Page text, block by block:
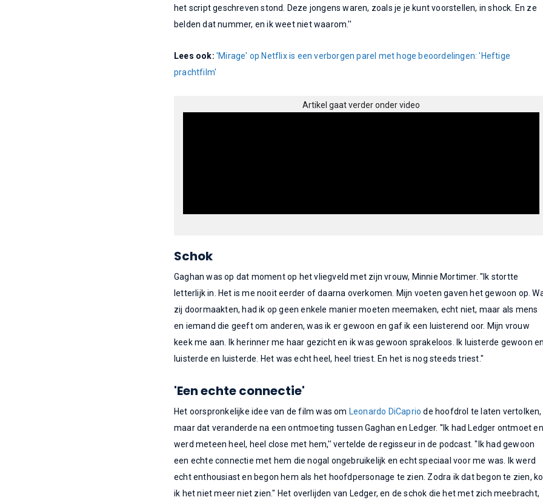
het script geschreven stond. Deze jongens waren, zoals je je kunt voorstellen, in shock. En ze
belden dat nummer, en ik weet niet waarom.''
Lees ook: 'Mirage' op Netflix is een verborgen parel met hoge beoordelingen: 'Heftige
prachtfilm'
Artikel gaat verder onder video
Schok
Gaghan was op dat moment op het vliegveld met zijn vrouw, Minnie Mortimer. "Ik stortte
letterlijk in. Het is me nooit eerder of daarna overkomen. Mijn voeten gaven het gewoon op.
zij doormaakten, had ik op geen enkele manier moeten meemaken, echt niet, maar als mens
en iemand die geeft om anderen, was ik er gewoon en gaf ik een luisterend oor. Mijn vrouw
keek me aan. Ik herinner me haar gezicht en ik was gewoon sprakeloos. Ik luisterde gewoon en
luisterde en luisterde. Het was echt heel, heel triest. En het is nog steeds triest."
'Een echte connectie'
Het oorspronkelijke idee van de film was om Leonardo DiCaprio de hoofdrol te laten vertolken,
maar dat veranderde na een ontmoeting tussen Gaghan en Ledger. ''Ik had Ledger ontmoet en
werd meteen heel, heel close met hem,'' vertelde de regisseur in de podcast. "Ik had gewoon
een echte connectie met hem die nogal ongebruikelijk en echt speciaal voor me was. Ik werd
echt enthousiast en begon hem als het hoofdpersonage te zien. Zodra ik dat begon te zien,
ik het niet meer niet zien." Het overlijden van Ledger, en de schok die het met zich meebracht,